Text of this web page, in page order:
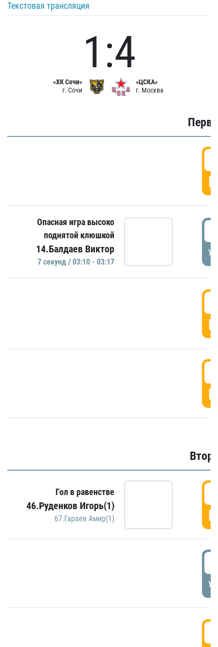
Текстовая трансляция
«ХК Сочи»
г. Сочи
1:4
«ЦСКА»
г. Москва
Опасная игра высоко
поднятой клюшкой
14.Балдаев Виктор
7 секунд / 03:10 - 03:17
Гол в равенстве
46.Руденков Игорь(1)
67.Гараев Амир(1)